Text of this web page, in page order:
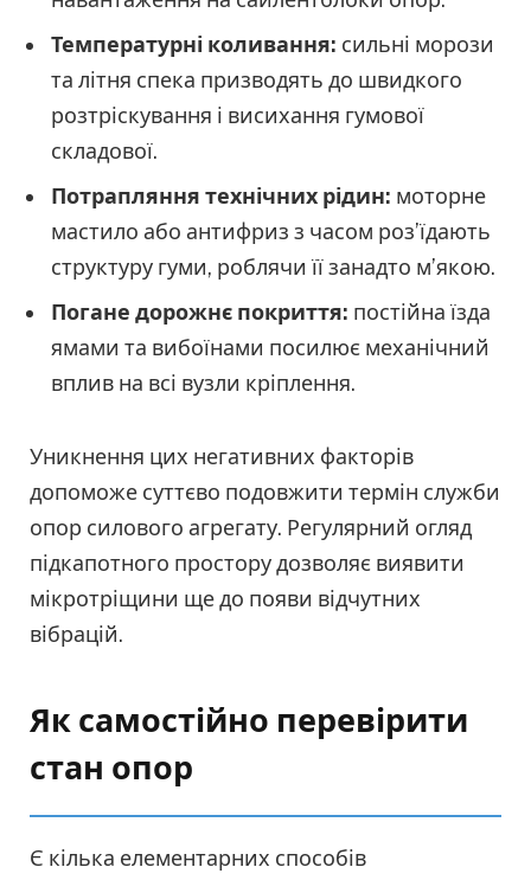
Температурні коливання: сильні морози
та літня спека призводять до швидкого
розтріскування і висихання гумової
складової.
Потрапляння технічних рідин: моторне
мастило або антифриз з часом роз’їдають
структуру гуми, роблячи її занадто м’якою.
Погане дорожнє покриття: постійна їзда
ямами та вибоїнами посилює механічний
вплив на всі вузли кріплення.
Уникнення цих негативних факторів
допоможе суттєво подовжити термін служби
опор силового агрегату. Регулярний огляд
підкапотного простору дозволяє виявити
мікротріщини ще до появи відчутних
вібрацій.
Як самостійно перевірити
стан опор
Є кілька елементарних способів